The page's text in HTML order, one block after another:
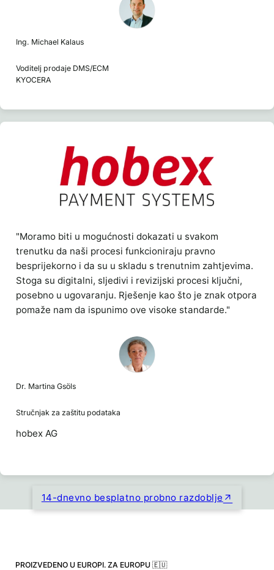
Ing. Michael Kalaus
Voditelj prodaje DMS/ECM
KYOCERA
"Moramo biti u mogućnosti dokazati u svakom
trenutku da naši procesi funkcioniraju pravno
besprijekorno i da su u skladu s trenutnim zahtjevima.
Stoga su digitalni, sljedivi i revizijski procesi ključni,
posebno u ugovaranju. Rješenje kao što je znak otpora
pomaže nam da ispunimo ove visoke standarde."
Dr. Martina Gsöls
Stručnjak za zaštitu podataka
hobex AG
14-dnevno besplatno probno razdoblje
PROIZVEDENO U EUROPI. ZA EUROPU 🇪🇺